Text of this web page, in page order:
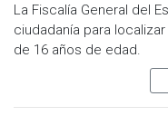
La Fiscalía General del
ciudadanía para
de 16 años de edad.
De acuerdo al reporte
2026, fue vista por